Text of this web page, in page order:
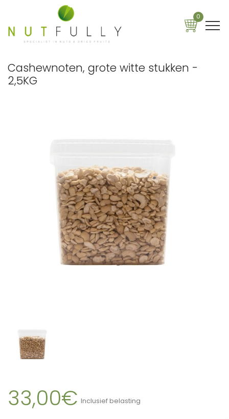
0
Cashewnoten, grote witte stukken -
2,5KG
33,00€ Inclusief belasting